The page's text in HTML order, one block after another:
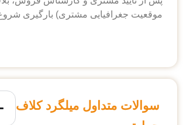
موقعیت جغرافیایی مشتری) بارگیری
سوالات متداول میلگرد کلاف